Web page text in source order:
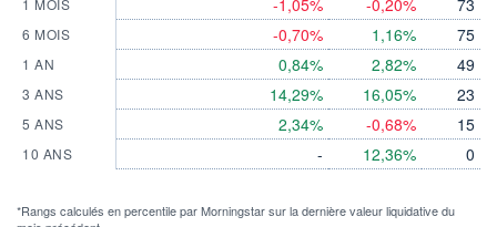
1 MOIS
6 MOIS
1 AN
3 ANS
5 ANS
10 ANS
-1,05%
-0,70%
0,84%
14,29%
2,34%
-
-0,20%
1,16%
2,82%
16,05%
-0,68%
12,36%
73
75
49
23
15
0
*Rangs calculés en percentile par Morningstar sur la dernière valeur liquidative du